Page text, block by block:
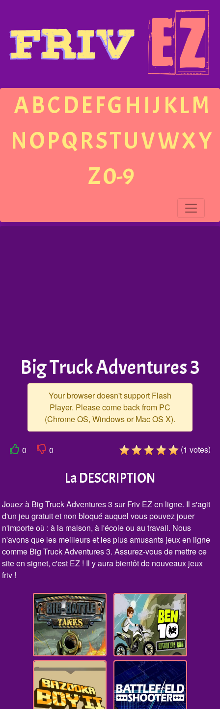
ABCDEFGH IJ KLM
NOPQRSTUVWXY
Z0-9
Big Truck Adventures 3
Your browser doesn't support Flash
Player. Please come back from PC
(Chrome OS, Windows or Mac OS X).
0 0 (1 votes)
La DESCRIPTION
Jouez à Big Truck Adventures 3 sur Friv EZ en ligne. Il s'agit
d'un jeu gratuit et non bloqué auquel vous pouvez jouer
n'importe où : à la maison, à l'école ou au travail. Nous
n'avons que les meilleurs et les plus amusants jeux en ligne
comme Big Truck Adventures 3. Assurez-vous de mettre ce
site en signet, c'est EZ ! Il y aura bientôt de nouveaux jeux
friv !